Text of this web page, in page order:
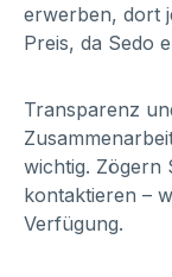
erwerben, dort
Preis, da Sedo
Transparenz
wichtig. Zögern
kontaktieren –
Verfügung.